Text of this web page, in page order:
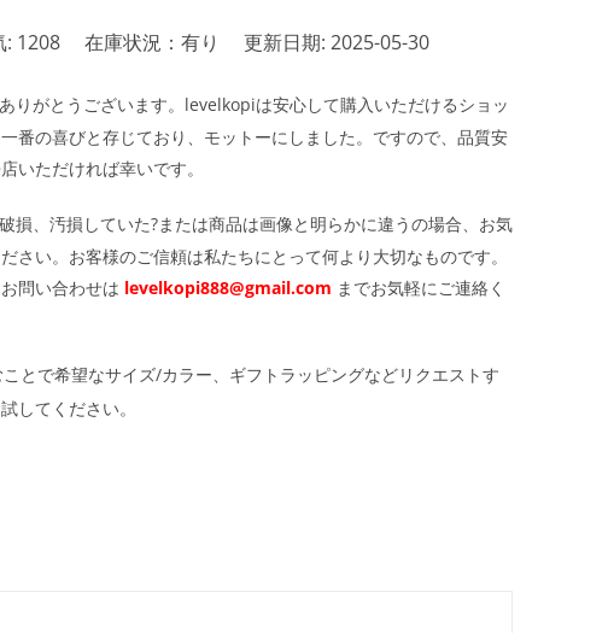
: 1208 在庫状況：有り 更新日期: 2025-05-30
りがとうございます。levelkopiは安心して購入いただけるショッ
番の喜びと存じており、モットーにしました。ですので、品質安
いただければ幸いです。
損、汚損していた?または商品は画像と明らかに違うの場合、お気
さい。お客様のご信頼は私たちにとって何より大切なものです。
問い合わせは levelkopi888@gmail.com までお気軽にご連絡く
とで希望なサイズ/カラー、ギフトラッピングなどリクエストす
してください。